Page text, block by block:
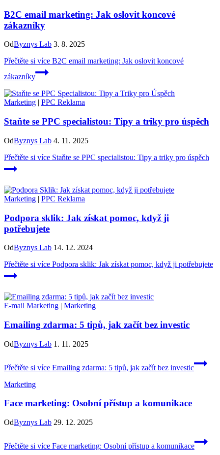
B2C email marketing: Jak oslovit koncové
zákazníky
OdByznys Lab 3. 8. 2025
Přečtěte si více B2C email marketing: Jak oslovit koncové
zákazníky
Marketing | PPC Reklama
Staňte se PPC specialistou: Tipy a triky pro úspěch
OdByznys Lab 4. 11. 2025
Přečtěte si více Staňte se PPC specialistou: Tipy a triky pro úspěch
Marketing | PPC Reklama
Podpora sklik: Jak získat pomoc, když ji
potřebujete
OdByznys Lab 14. 12. 2024
Přečtěte si více Podpora sklik: Jak získat pomoc, když ji potřebujete
E-mail Marketing | Marketing
Emailing zdarma: 5 tipů, jak začít bez investic
OdByznys Lab 1. 11. 2025
Přečtěte si více Emailing zdarma: 5 tipů, jak začít bez investic
Marketing
Face marketing: Osobní přístup a komunikace
OdByznys Lab 29. 12. 2025
Přečtěte si více Face marketing: Osobní přístup a komunikace